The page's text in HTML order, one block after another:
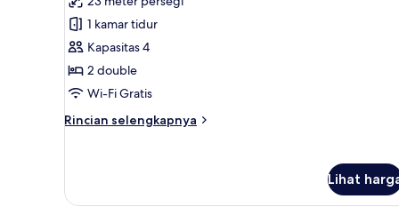
Keluarga,
2
Tempat
Tidur
Double
1 kamar tidur
Kapasitas 4
2 double
Wi-Fi Gratis
Rincian selengkapnya
Rincian
Keluarga,
Lihat